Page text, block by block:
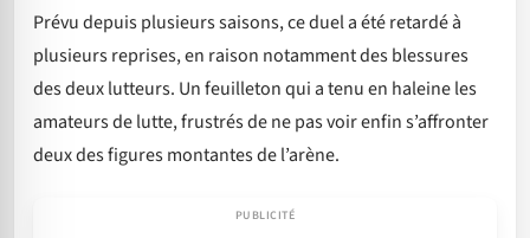
Prévu depuis plusieurs saisons, ce duel a été retardé à
plusieurs reprises, en raison notamment des blessures
des deux lutteurs. Un feuilleton qui a tenu en haleine les
amateurs de lutte, frustrés de ne pas voir enfin s’affronter
deux des figures montantes de l’arène.